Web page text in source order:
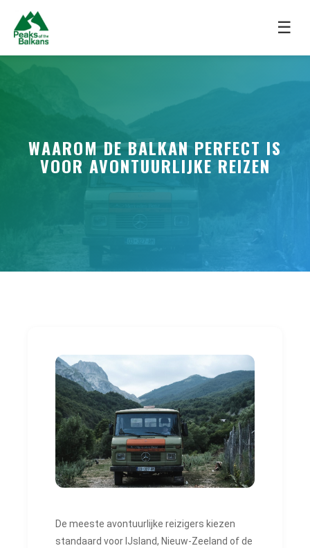
☰
WAAROM DE BALKAN PERFECT IS
VOOR AVONTUURLIJKE REIZEN
De meeste avontuurlijke reizigers kiezen
standaard voor IJsland, Nieuw-Zeeland of de